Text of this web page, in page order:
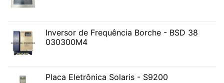
Inversor de Frequência Borche - BSD 38
030300M4
Placa Eletrônica Solaris - S9200